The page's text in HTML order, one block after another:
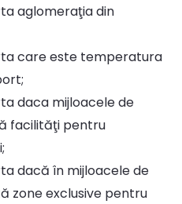
aglomeraţia din
care este temperatura
daca mijloacele de
facilităţi pentru
dacă în mijloacele de
zone exclusive pentru